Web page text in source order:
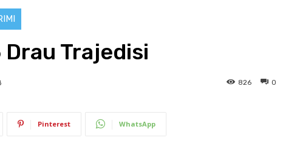
Drau Trajedisi
0
826
Pinterest WhatsApp